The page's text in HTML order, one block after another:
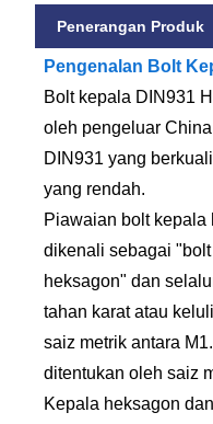
Penerangan Produk
Pengenalan Bolt
Bolt kepala DIN931
oleh pengeluar
DIN931 yang
yang rendah.
Piawaian bolt
dikenali sebagai
heksagon" dan
tahan karat atau
saiz metrik antara
ditentukan oleh saiz
Kepala heksagon